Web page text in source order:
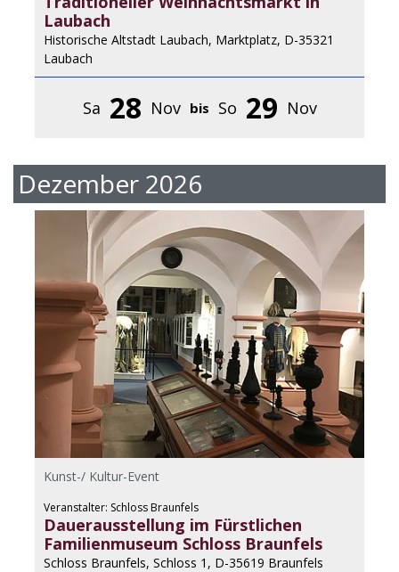
Laubach
Historische Altstadt Laubach, Marktplatz, D-35321
Laubach
Sa 28 Nov bis So 29 Nov
Dezember 2026
Kunst-/ Kultur-Event
Veranstalter: Schloss Braunfels
Dauerausstellung im Fürstlichen
Familienmuseum Schloss Braunfels
Schloss Braunfels, Schloss 1, D-35619 Braunfels